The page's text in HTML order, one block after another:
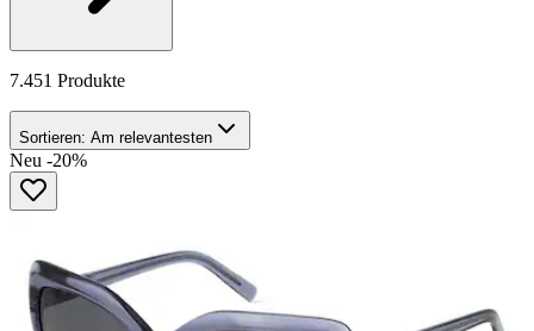
7.451 Produkte
Sortieren: Am relevantesten
Neu -20%